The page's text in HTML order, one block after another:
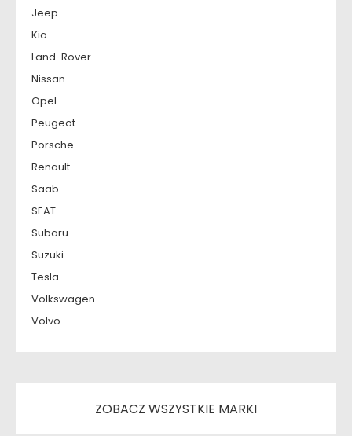
Jeep
Kia
Land-Rover
Nissan
Opel
Peugeot
Porsche
Renault
Saab
SEAT
Subaru
Suzuki
Tesla
Volkswagen
Volvo
ZOBACZ WSZYSTKIE MARKI